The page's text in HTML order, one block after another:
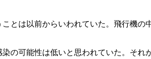
とは以前からいわれていた。飛行機
の可能性は低いと思われていた。それ